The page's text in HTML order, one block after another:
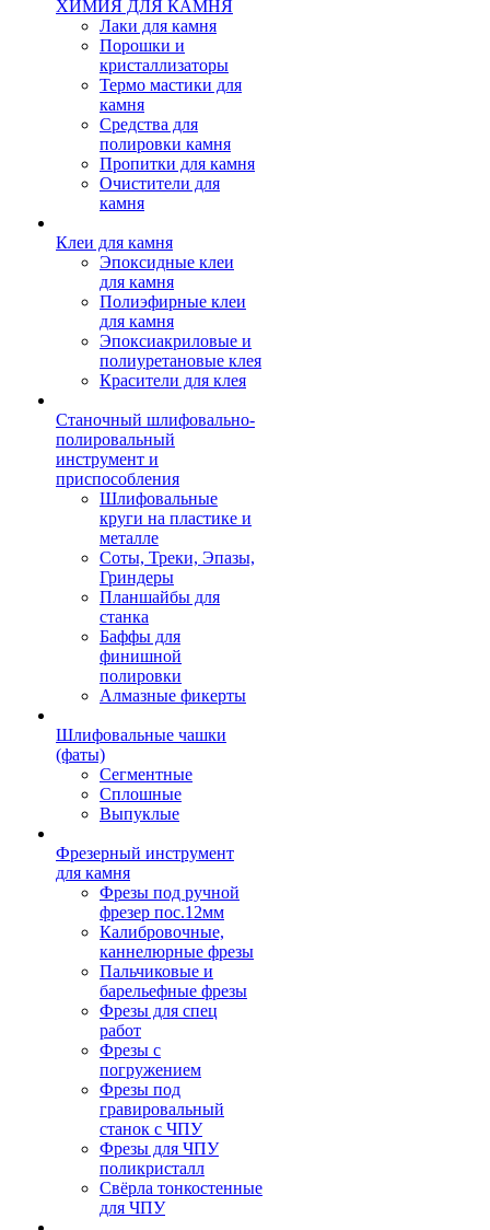
ХИМИЯ ДЛЯ КАМНЯ
Лаки для камня
Порошки и
кристаллизаторы
Термо мастики для
камня
Средства для
полировки камня
Пропитки для камня
Очистители для
камня
Клеи для камня
Эпоксидные клеи
для камня
Полиэфирные клеи
для камня
Эпоксиакриловые и
полиуретановые клея
Красители для клея
Станочный шлифовально-
полировальный
инструмент и
приспособления
Шлифовальные
круги на пластике и
металле
Соты, Треки, Эпазы,
Гриндеры
Планшайбы для
станка
Баффы для
финишной
полировки
Алмазные фикерты
Шлифовальные чашки
(фаты)
Сегментные
Сплошные
Выпуклые
Фрезерный инструмент
для камня
Фрезы под ручной
фрезер пос.12мм
Калибровочные,
каннелюрные фрезы
Пальчиковые и
барельефные фрезы
Фрезы для спец
работ
Фрезы с
погружением
Фрезы под
гравировальный
станок с ЧПУ
Фрезы для ЧПУ
поликристалл
Свёрла тонкостенные
для ЧПУ